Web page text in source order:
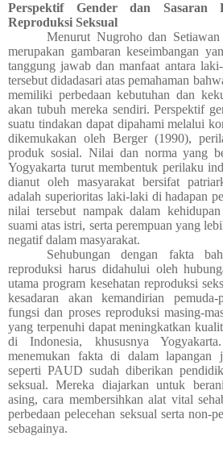
Perspektif Gender dan Sasaran
Reproduksi Seksual
Menurut Nugroho dan
merupakan gambaran keseimbangan
tanggung jawab dan manfaat antara
tersebut didadasari atas pemahaman
memiliki perbedaan kebutuhan dan
akan tubuh mereka sendiri. Perspektif
suatu tindakan dapat dipahami melalui
dikemukakan oleh Berger (1990),
produk sosial. Nilai dan norma yang
Yogyakarta turut membentuk perilaku
dianut oleh masyarakat bersifat
adalah superioritas laki-laki di hadapan
nilai tersebut nampak dalam
suami atas istri, serta perempuan yang
negatif dalam masyarakat.
Sehubungan dengan fakta
reproduksi harus didahului oleh
utama program kesehatan reproduksi
kesadaran akan kemandirian
fungsi dan proses reproduksi masing-
yang terpenuhi dapat meningkatkan
di Indonesia, khususnya
menemukan fakta di dalam lapangan
seperti PAUD sudah diberikan
seksual. Mereka diajarkan untuk
asing, cara membersihkan alat vital
perbedaan pelecehan seksual serta non-
sebagainya.